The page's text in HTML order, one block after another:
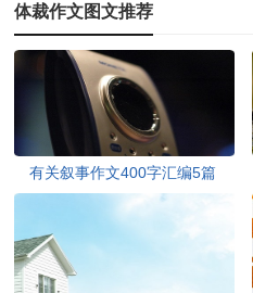
体裁作文图文推荐
有关叙事作文400字汇编5篇